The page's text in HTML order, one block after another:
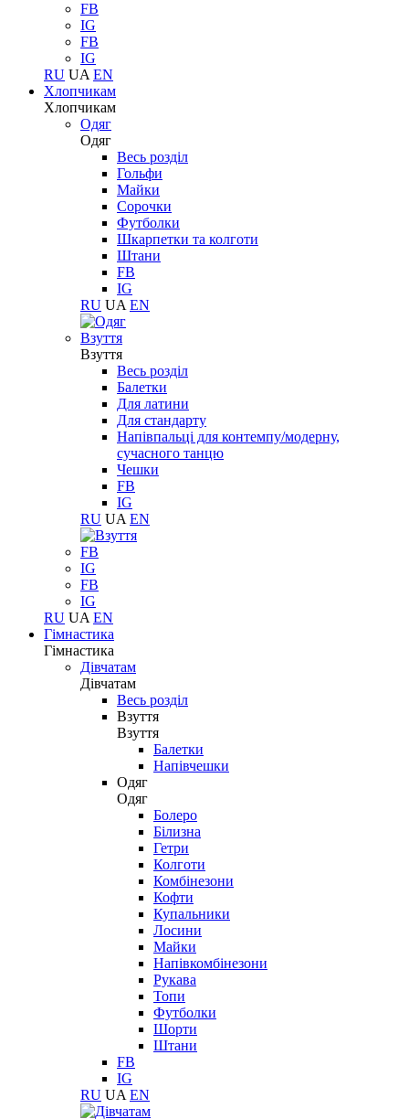
FB
IG
FB
IG
RU UA EN
Хлопчикам
Хлопчикам
Одяг
Одяг
Весь розділ
Гольфи
Майки
Сорочки
Футболки
Шкарпетки та колготи
Штани
FB
IG
RU UA EN
Взуття
Взуття
Весь розділ
Балетки
Для латини
Для стандарту
Напівпальці для контемпу/модерну,
сучасного танцю
Чешки
FB
IG
RU UA EN
FB
IG
FB
IG
RU UA EN
Гімнастика
Гімнастика
Дівчатам
Дівчатам
Весь розділ
Взуття
Взуття
Балетки
Напівчешки
Одяг
Одяг
Болеро
Білизна
Гетри
Колготи
Комбінезони
Кофти
Купальники
Лосини
Майки
Напівкомбінезони
Рукава
Топи
Футболки
Шорти
Штани
FB
IG
RU UA EN